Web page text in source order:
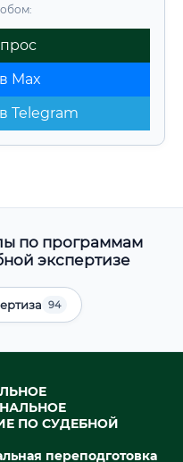
Max
Telegram
по программам
экспертизе
94
ПО СУДЕБНОЙ
переподготовка